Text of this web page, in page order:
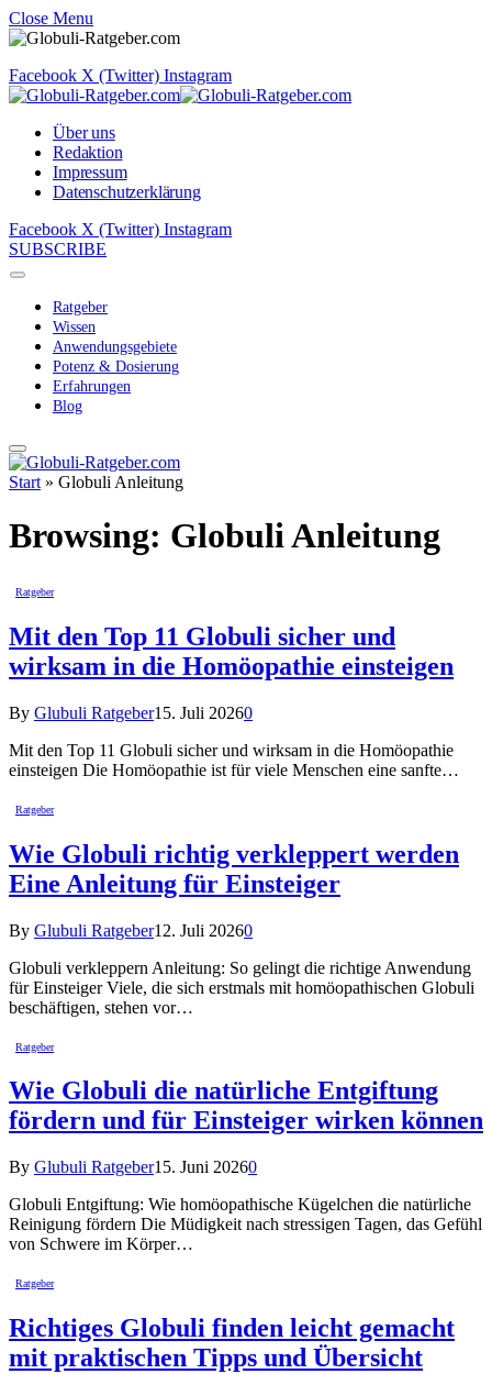
Close Menu
Facebook X (Twitter) Instagram
Über uns
Redaktion
Impressum
Datenschutzerklärung
Facebook X (Twitter) Instagram
SUBSCRIBE
Ratgeber
Wissen
Anwendungsgebiete
Potenz & Dosierung
Erfahrungen
Blog
Start » Globuli Anleitung
Browsing: Globuli Anleitung
Ratgeber
Mit den Top 11 Globuli sicher und
wirksam in die Homöopathie einsteigen
By Glubuli Ratgeber15. Juli 20260
Mit den Top 11 Globuli sicher und wirksam in die Homöopathie
einsteigen Die Homöopathie ist für viele Menschen eine sanfte…
Ratgeber
Wie Globuli richtig verkleppert werden
Eine Anleitung für Einsteiger
By Glubuli Ratgeber12. Juli 20260
Globuli verkleppern Anleitung: So gelingt die richtige Anwendung
für Einsteiger Viele, die sich erstmals mit homöopathischen Globuli
beschäftigen, stehen vor…
Ratgeber
Wie Globuli die natürliche Entgiftung
fördern und für Einsteiger wirken können
By Glubuli Ratgeber15. Juni 20260
Globuli Entgiftung: Wie homöopathische Kügelchen die natürliche
Reinigung fördern Die Müdigkeit nach stressigen Tagen, das Gefühl
von Schwere im Körper…
Ratgeber
Richtiges Globuli finden leicht gemacht
mit praktischen Tipps und Übersicht